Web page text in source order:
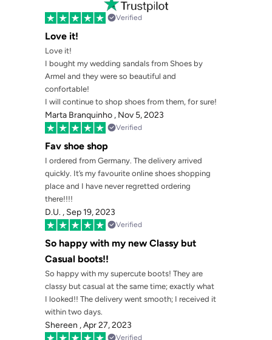
Verified
Love it!
Love it!
I bought my wedding sandals from Shoes by
Armel and they were so beautiful and
confortable!
I will continue to shop shoes from them, for sure!
Marta Branquinho , Nov 5, 2023
Verified
Fav shoe shop
I ordered from Germany. The delivery arrived
quickly. It’s my favourite online shoes shopping
place and I have never regretted ordering
there!!!!
D.U. , Sep 19, 2023
Verified
So happy with my new Classy but
Casual boots!!
So happy with my supercute boots! They are
classy but casual at the same time; exactly what
I looked!! The delivery went smooth; I received it
within two days.
Shereen ,Apr 27, 2023
Verified